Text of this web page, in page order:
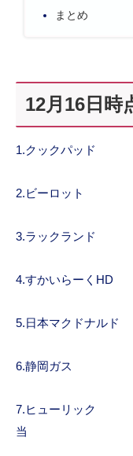
まとめ
12月16日時
1.クックパッド
2.ビーロット
3.ラックランド
4.すかいらーく
5.日本マクドナル
6.静岡ガス
7.ヒューリック
当